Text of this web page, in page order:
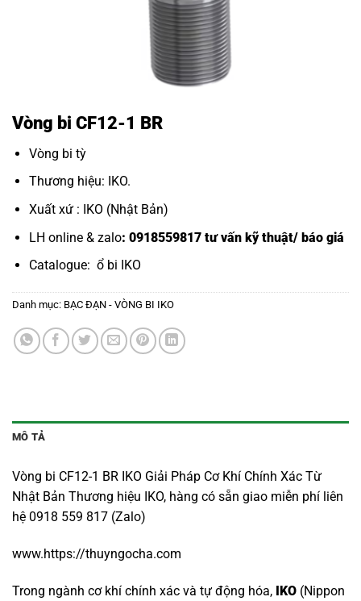
Vòng bi CF12-1 BR
Vòng bi tỳ
Thương hiệu: IKO.
Xuất xứ : IKO (Nhật Bản)
LH online & zalo: 0918559817 tư vấn kỹ thuật/ báo giá
Catalogue: ổ bi IKO
Danh mục: BẠC ĐẠN - VÒNG BI IKO
MÔ TẢ
Vòng bi CF12-1 BR IKO Giải Pháp Cơ Khí Chính Xác Từ
Nhật Bản Thương hiệu IKO, hàng có sẵn giao miễn phí liên
hệ 0918 559 817 (Zalo)
www.https://thuyngocha.com
Trong ngành cơ khí chính xác và tự động hóa, IKO (Nippon